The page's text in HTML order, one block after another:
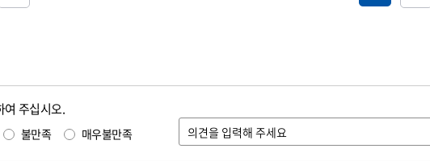
여 주십시오.
불만족 매우불만족